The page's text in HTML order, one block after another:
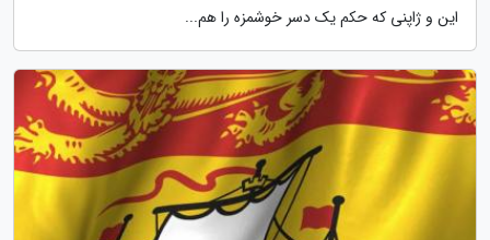
این و ژاپنی که حکم یک دسر خوشمزه را هم...